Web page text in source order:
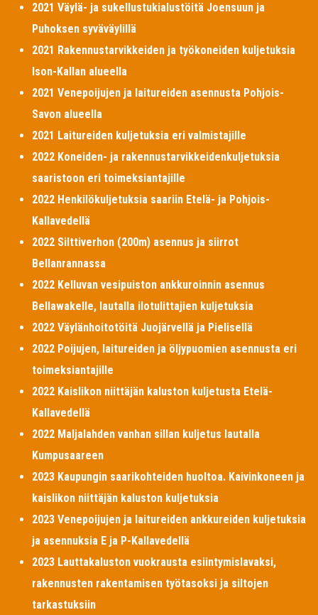
2021 Väylä- ja sukellustukialustöitä Joensuun ja
Puhoksen syväväylillä
2021 Rakennustarvikkeiden ja työkoneiden kuljetuksia
Ison-Kallan alueella
2021 Venepoijujen ja laitureiden asennusta Pohjois-
Savon alueella
2021 Laitureiden kuljetuksia eri valmistajille
2022 Koneiden- ja rakennustarvikkeidenkuljetuksia
saaristoon eri toimeksiantajille
2022 Henkilökuljetuksia saariin Etelä- ja Pohjois-
Kallavedellä
2022 Silttiverhon (200m) asennus ja siirrot
Bellanrannassa
2022 Kelluvan vesipuiston ankkuroinnin asennus
Bellawakelle, lautalla ilotulittajien kuljetuksia
2022 Väylänhoitotöitä Juojärvellä ja Pielisellä
2022 Poijujen, laitureiden ja öljypuomien asennusta eri
toimeksiantajille
2022 Kaislikon niittäjän kaluston kuljetusta Etelä-
Kallavedellä
2022 Maljalahden vanhan sillan kuljetus lautalla
Kumpusaareen
2023 Kaupungin saarikohteiden huoltoa. Kaivinkoneen ja
kaislikon niittäjän kaluston kuljetuksia
2023 Venepoijujen ja laitureiden ankkureiden kuljetuksia
ja asennuksia E ja P-Kallavedellä
2023 Lauttakaluston vuokrausta esiintymislavaksi,
rakennusten rakentamisen työtasoksi ja siltojen
tarkastuksiin